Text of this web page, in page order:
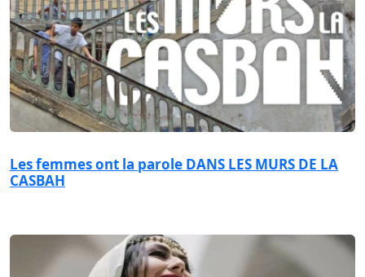
Les femmes ont la parole DANS LES MURS DE LA
CASBAH